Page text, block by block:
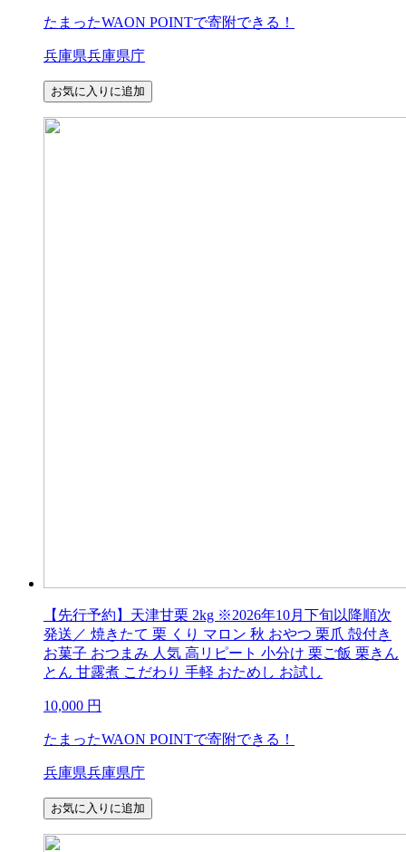
たまったWAON POINTで寄附できる！
兵庫県兵庫県庁
お気に入りに追加
【先行予約】天津甘栗 2kg ※2026年10月下旬以降順次
発送／ 焼きたて 栗 くり マロン 秋 おやつ 栗爪 殻付き
お菓子 おつまみ 人気 高リピート 小分け 栗ご飯 栗きん
とん 甘露煮 こだわり 手軽 おためし お試し
10,000 円
たまったWAON POINTで寄附できる！
兵庫県兵庫県庁
お気に入りに追加